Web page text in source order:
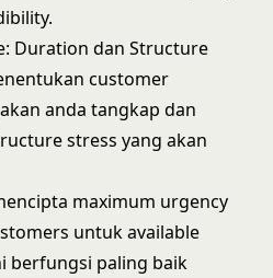
Duration dan Structure
customer
anda tangkap dan
stress yang akan
maximum urgency
untuk available
berfungsi paling baik